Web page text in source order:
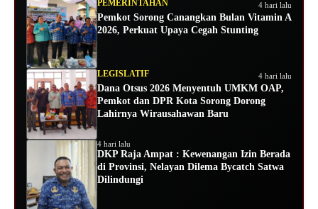
PEMERINTAHAN 4 hari lalu
Pemkot Sorong Canangkan Bulan Vitamin A
2026, Perkuat Upaya Cegah Stunting
LEGISLATIF 4 hari lalu
Dana Otsus 2026 Menyentuh UMKM OAP,
Pemkot dan DPR Kota Sorong Dorong
Lahirnya Wirausahawan Baru
4 hari lalu
DKP Raja Ampat : Kewenangan Izin Berada
di Provinsi, Nelayan Dilema Bycatch Satwa
Dilindungi